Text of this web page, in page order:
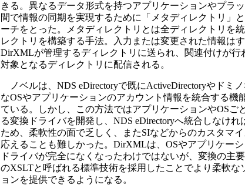
きる。異なるデータ形式を持つアプリケーションやプラ
間で情報の同期を実現するために「メタディレクトリ」
ーチをとった。メタディレクトリとは全ディレクトリを
レクトリを構築する手法。入力または変更された情報は
DirXMLが管理するディレクトリに送られ、関連付けが行
対象となるディレクトリに配信される。
ノベルは、NDS eDirectoryで既にActiveDirectoryやドミ
なOSやアプリケーションのアカウント情報を統合する機
ている。しかし、この方法ではアプリケーションやOSご
る変換ドライバを開発し、NDS eDirectoryへ統合しなけれ
ため、柔軟性の面で乏しく、またSIなどからのカスタマ
応えることも難しかった。DirXMLは、OSやアプリケー
ドライバが完全になくなったわけではないが、変換の主
のXSLTと呼ばれる標準技術を採用したことでより柔軟な
ョンを提供できるようになる。